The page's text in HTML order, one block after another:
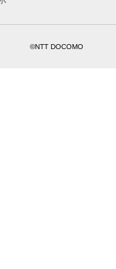
©NTT DOCOMO